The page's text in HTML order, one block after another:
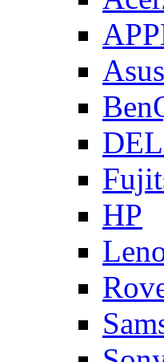
Asus
HP